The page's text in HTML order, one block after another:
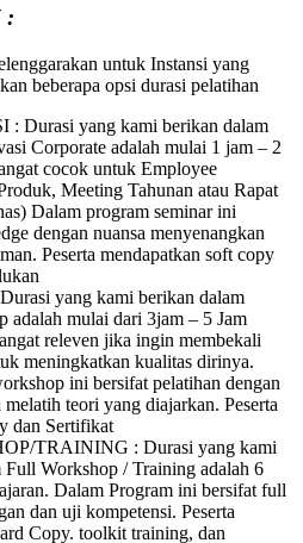
:
untuk Instansi yang
beberapa opsi durasi pelatihan
Durasi yang kami berikan dalam
Corporate adalah mulai 1 jam – 2
cocok untuk Employee
Meeting Tahunan atau Rapat
Dalam program seminar ini
dengan nuansa menyenangkan
Peserta mendapatkan soft copy
yang kami berikan dalam
adalah mulai dari 3jam – 5 Jam
releven jika ingin membekali
meningkatkan kualitas dirinya.
ini bersifat pelatihan dengan
teori yang diajarkan. Peserta
dan Sertifikat
TRAINING : Durasi yang kami
Full Workshop / Training adalah 6
Dalam Program ini bersifat full
dan uji kompetensi. Peserta
Copy. toolkit training, dan